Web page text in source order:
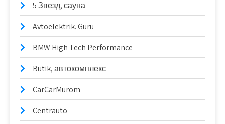
5 Звезд, сауна
Avtoelektrik. Guru
BMW High Tech Performance
Butik, автокомплекс
CarCarMurom
Centrauto